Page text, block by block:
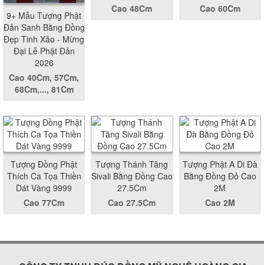
9+ Mẫu Tượng Phật
Đản Sanh Bằng Đồng
Đẹp Tinh Xảo - Mừng
Đại Lễ Phật Đản
2026
Cao 40Cm, 57Cm,
68Cm,..., 81Cm
Cao 48Cm
Cao 60Cm
Tượng Đồng Phật
Thích Ca Tọa Thiền
Dát Vàng 9999
Cao 77Cm
Tượng Thánh Tăng
Sivali Bằng Đồng Cao
27.5Cm
Cao 27.5Cm
Tượng Phật A Di Đà
Bằng Đồng Đỏ Cao
2M
Cao 2M